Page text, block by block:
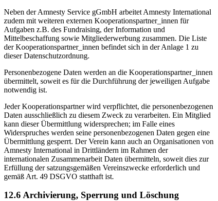
Neben der Amnesty Service gGmbH arbeitet Amnesty International
zudem mit weiteren externen Kooperationspartner_innen für
Aufgaben z.B. des Fundraising, der Information und
Mittelbeschaffung sowie Mitgliederwerbung zusammen. Die Liste
der Kooperationspartner_innen befindet sich in der Anlage 1 zu
dieser Datenschutzordnung.
Personenbezogene Daten werden an die Kooperationspartner_innen
übermittelt, soweit es für die Durchführung der jeweiligen Aufgabe
notwendig ist.
Jeder Kooperationspartner wird verpflichtet, die personenbezogenen
Daten ausschließlich zu diesem Zweck zu verarbeiten. Ein Mitglied
kann dieser Übermittlung widersprechen; im Falle eines
Widerspruches werden seine personenbezogenen Daten gegen eine
Übermittlung gesperrt. Der Verein kann auch an Organisationen von
Amnesty International in Drittländern im Rahmen der
internationalen Zusammenarbeit Daten übermitteln, soweit dies zur
Erfüllung der satzungsgemäßen Vereinszwecke erforderlich und
gemäß Art. 49 DSGVO statthaft ist.
12.6 Archivierung, Sperrung und Löschung